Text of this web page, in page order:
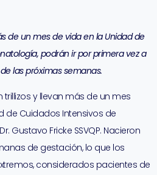
de un mes de vida en la Unidad de
podrán ir por primera vez a
las próximas semanas.
trillizos y llevan más de un mes
de Cuidados Intensivos de
Gustavo Fricke SSVQP. Nacieron
de gestación, lo que los
considerados pacientes de